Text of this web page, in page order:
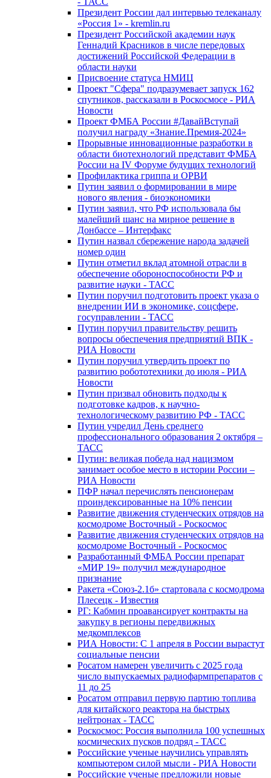
Президент России дал интервью телеканалу
«Россия 1» - kremlin.ru
Президент Российской академии наук
Геннадий Красников в числе передовых
достижений Российской Федерации в
области науки
Присвоение статуса НМИЦ
Проект "Сфера" подразумевает запуск 162
спутников, рассказали в Роскосмосе - РИА
Новости
Проект ФМБА России #ДавайВступай
получил награду «Знание.Премия-2024»
Прорывные инновационные разработки в
области биотехнологий представит ФМБА
России на IV Форуме будущих технологий
Профилактика гриппа и ОРВИ
Путин заявил о формировании в мире
нового явления - биоэкономики
Путин заявил, что РФ использовала бы
малейший шанс на мирное решение в
Донбассе – Интерфакс
Путин назвал сбережение народа задачей
номер один
Путин отметил вклад атомной отрасли в
обеспечение обороноспособности РФ и
развитие науки - ТАСС
Путин поручил подготовить проект указа о
внедрении ИИ в экономике, соцсфере,
госуправлении - ТАСС
Путин поручил правительству решить
вопросы обеспечения предприятий ВПК -
РИА Новости
Путин поручил утвердить проект по
развитию робототехники до июля - РИА
Новости
Путин призвал обновить подходы к
подготовке кадров, к научно-
технологическому развитию РФ - ТАСС
Путин учредил День среднего
профессионального образования 2 октября –
ТАСС
Путин: великая победа над нацизмом
занимает особое место в истории России –
РИА Новости
ПФР начал перечислять пенсионерам
проиндексированные на 10% пенсии
Развитие движения студенческих отрядов на
космодроме Восточный - Роскосмос
Развитие движения студенческих отрядов на
космодроме Восточный - Роскосмос
Разработанный ФМБА России препарат
«МИР 19» получил международное
признание
Ракета «Союз-2.1б» стартовала с космодрома
Плесецк - Известия
РГ: Кабмин проавансирует контракты на
закупку в регионы передвижных
медкомплексов
РИА Новости: С 1 апреля в России вырастут
социальные пенсии
Росатом намерен увеличить с 2025 года
число выпускаемых радиофармпрепаратов с
11 до 25
Росатом отправил первую партию топлива
для китайского реактора на быстрых
нейтронах - ТАСС
Роскосмос: Россия выполнила 100 успешных
космических пусков подряд - ТАСС
Российские ученые научились управлять
компьютером силой мысли - РИА Новости
Российские ученые предложили новые